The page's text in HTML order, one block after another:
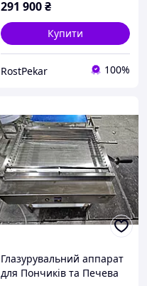
291 900₴
Купити
RostPekar 100%
Глазурувальний аппарат
для Пончиків та Печева